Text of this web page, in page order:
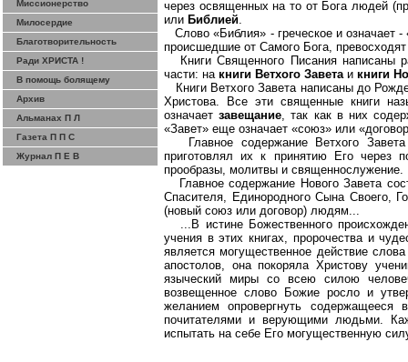
Миссионерство
Милосердие
Благотворительность
Ради ХРИСТА !
В помощь болящему
Архив
Альманах П Л
Газета П П С
Журнал П Е В
через освященных на то от Бога людей
или Библией.
Слово «Библия» - греческое и означает
происшедшие от Самого Бога,
Книги Священного Писания
части: на книги Ветхого Заветаи книги
Книги Ветхого Завета написаны до
Христова. Все эти священные книги
означаетзавещание, так как в них
«Завет» еще означает «союз» или
Главное содержание Ветхого
приготовлял их к принятию Его через
прообразы, молитвы и священнослужение.
Главное содержание Нового Завета
Спасителя, Единородного СынаСвоего,
(новый союз или договор) людям...
...В истине Божественного
учения в этих книгах, пророчества и
является могущественное действие
апостолов, она покоряла Христову
языческий мирысо всею силою
возвещенное слово
Божиеросло и
желанием опровергнуть
почитателями и верующими людьми.
испытать на себе Его могущественную